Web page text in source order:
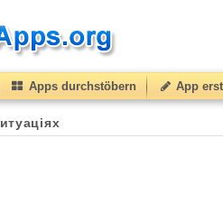
Apps durchstöbern App